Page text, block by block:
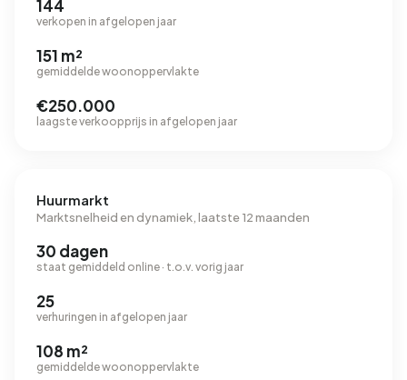
144
verkopen in afgelopen jaar
151 m²
gemiddelde woonoppervlakte
€250.000
laagste verkoopprijs in afgelopen jaar
Huurmarkt
Marktsnelheid en dynamiek, laatste 12 maanden
30 dagen
staat gemiddeld online · t.o.v. vorig jaar
25
verhuringen in afgelopen jaar
108 m²
gemiddelde woonoppervlakte